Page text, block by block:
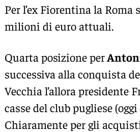
Per l’ex Fiorentina la
milioni di euro attuali.
Quarta posizione per
successiva alla conquista
Vecchia l’allora presidente
casse del club pugliese
Chiaramente per gli